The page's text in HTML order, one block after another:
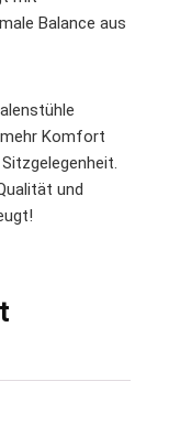
Balance aus
Komfort
und